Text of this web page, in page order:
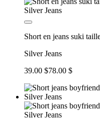
Short en jeans suki
Silver Jeans
39.00 $78.00 $